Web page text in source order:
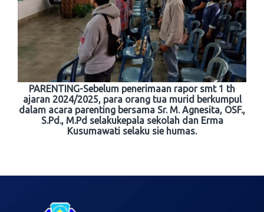
PARENTING-Sebelum penerimaan rapor smt 1 th
ajaran 2024/2025, para orang tua murid berkumpul
dalam acara parenting bersama Sr. M. Agnesita, OSF.,
S.Pd., M.Pd selakukepala sekolah dan Erma
Kusumawati selaku sie humas.